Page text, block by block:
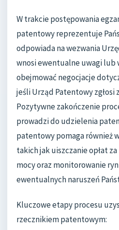
W trakcie postępowania
patentowy reprezentuje
odpowiada na wezwania
wnosi ewentualne uwagi lub
obejmować negocjacje
jeśli Urząd Patentowy zgłosi
Pozytywne zakończenie
prowadzi do udzielenia
patentowy pomaga również
takich jak uiszczanie opłat
mocy oraz monitorowanie
ewentualnych naruszeń
Kluczowe etapy procesu
rzecznikiem patentowym: